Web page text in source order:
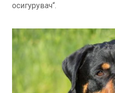
осигурувач“.